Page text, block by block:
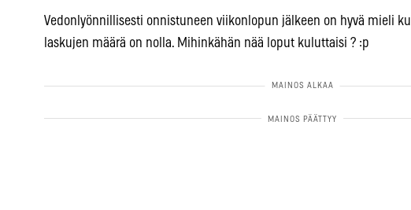
Vedonlyönnillisesti onnistuneen viikonlopun jälkeen on hyvä mieli
laskujen määrä on nolla. Mihinkähän nää loput kuluttaisi ? :p